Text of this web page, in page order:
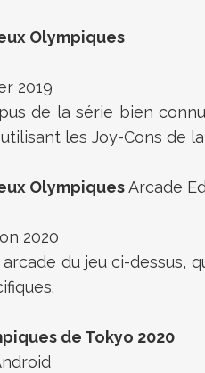
Olympiques
2019
de la série bien
les Joy-Cons de
OlympiquesArcade
2020
du jeu ci-dessus,
de Tokyo 2020